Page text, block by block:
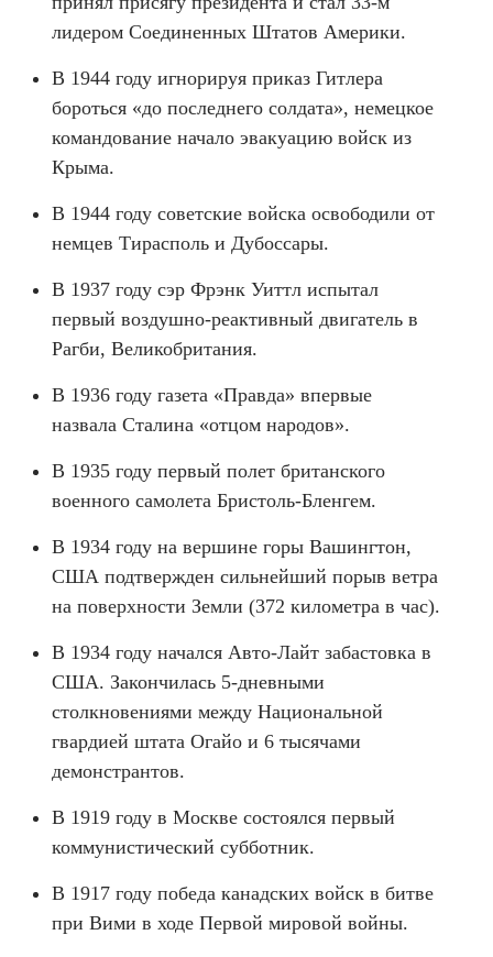
лидером Соединенных Штатов Америки.
В 1944 году игнорируя приказ Гитлера
бороться «до последнего солдата», немецкое
командование начало эвакуацию войск из
Крыма.
В 1944 году советские войска освободили от
немцев Тирасполь и Дубоссары.
В 1937 году сэр Фрэнк Уиттл испытал
первый воздушно-реактивный двигатель в
Рагби, Великобритания.
В 1936 году газета «Правда» впервые
назвала Сталина «отцом народов».
В 1935 году первый полет британского
военного самолета Бристоль-Бленгем.
В 1934 году на вершине горы Вашингтон,
США подтвержден сильнейший порыв ветра
на поверхности Земли (372 километра в час).
В 1934 году начался Авто-Лайт забастовка в
США. Закончилась 5-дневными
столкновениями между Национальной
гвардией штата Огайо и 6 тысячами
демонстрантов.
В 1919 году в Москве состоялся первый
коммунистический субботник.
В 1917 году победа канадских войск в битве
при Вими в ходе Первой мировой войны.